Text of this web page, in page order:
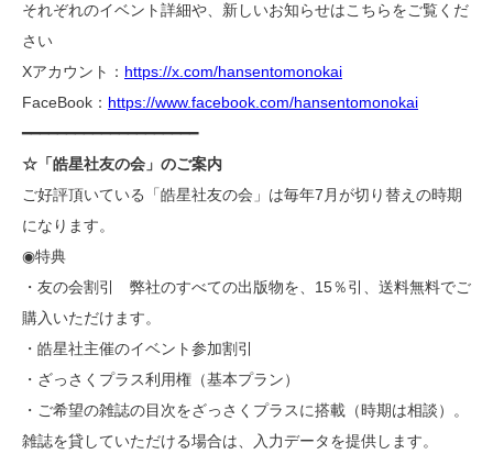
それぞれのイベント詳細や、新しいお知らせはこちらをご覧くだ
さい
Xアカウント： https://x.com/hansentomonokai
FaceBook： https://www.facebook.com/hansentomonokai
━━━━━━━━━━━━━━━━━━━━
☆「皓星社友の会」のご案内
ご好評頂いている「皓星社友の会」は毎年7月が切り替えの時期
になります。
◉特典
・友の会割引 弊社のすべての出版物を、15％引、送料無料でご
購入いただけます。
・皓星社主催のイベント参加割引
・ざっさくプラス利用権（基本プラン）
・ご希望の雑誌の目次をざっさくプラスに搭載（時期は相談）。
雑誌を貸していただける場合は、入力データを提供します。